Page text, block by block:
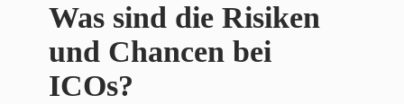
Was sind die Risiken
und Chancen bei
ICOs?